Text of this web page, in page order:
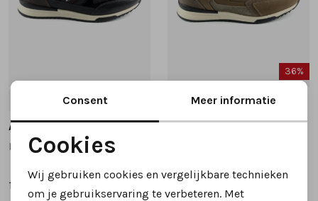
Australian
139,95
36%
43 44
Australian
89,99
Noodzakelijke cookies
Personalisatie cookies
Consent Meer informatie
Cookies
Wij gebruiken cookies en vergelijkbare technieken
om je gebruikservaring te verbeteren. Met